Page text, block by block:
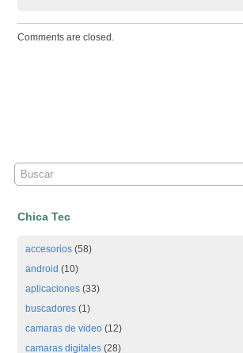
Comments are closed.
Chica Tec
accesorios (58)
android (10)
aplicaciones (33)
buscadores (1)
camaras de video (12)
camaras digitales (28)